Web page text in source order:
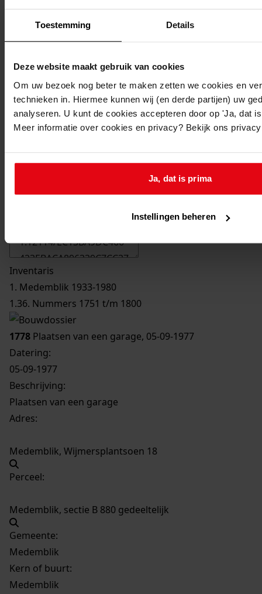
Toestemming Details
Deze website maakt gebruik van cookies
Om uw bezoek nog beter te maken zetten we cookies en
technieken in. Hiermee kunnen wij (en derde partijen) uw
analyseren. U kunt de cookies accepteren door op 'Ja, dat
Meer informatie over cookies en privacy? Bekijk ons
Ja, dat is prima
Instellingen beheren
Inventaris
1. Medemblik 1933-1980
1.36. Nummers 1751 t/m 1800
1778 Plaatsen van een garage, 05-09-1977
Datering:
05-09-1977
Beschrijving:
Plaatsen van een garage
Adres:
Medemblik, Wijmersplantsoen 18
Perceel:
Medemblik, sectie B 880 gedeeltelijk
Gemeente:
Medemblik
Kern of buurt:
Medemblik